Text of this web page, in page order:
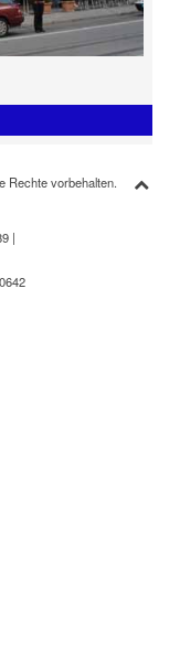
Rechte vorbehalten.
|